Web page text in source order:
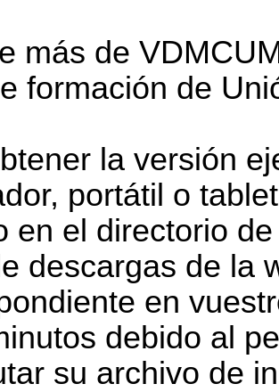
más de
formación de
la versión
portátil o
en el directorio
descargas de la
en
debido al
su archivo de